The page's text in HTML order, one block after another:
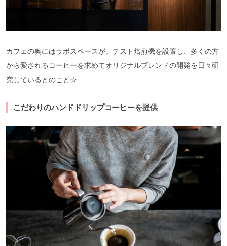
カフェの奥にはラボスペースが。テスト焙煎機を設置し、多くの方
から愛されるコーヒーを求めてオリジナルブレンドの開発を日々研
究しているとのこと☆
こだわりのハンドドリップコーヒーを提供